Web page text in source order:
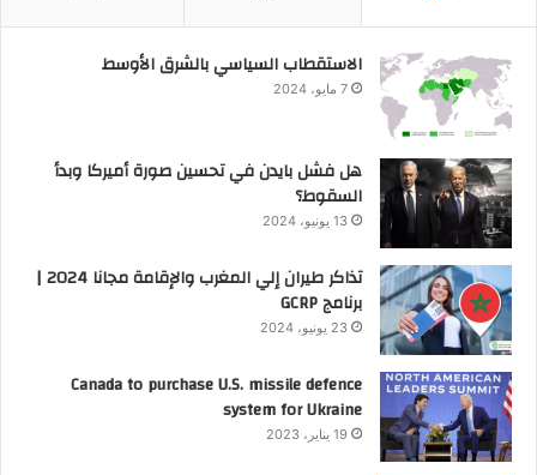
الاستقطاب السياسي بالشرق الأوسط
7 مايو، 2024
هل فشل بايدن في تحسين صورة أميركا وبدأ
السقوط؟
13 يونيو، 2024
تذاكر طيران إلي المغرب والإقامة مجانا 2024 |
برنامج GCRP
23 يونيو، 2024
Canada to purchase U.S. missile defence
system for Ukraine
19 يناير، 2023